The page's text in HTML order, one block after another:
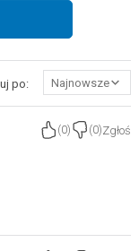
po: Najnowsze
(0) (0)Zgłoś